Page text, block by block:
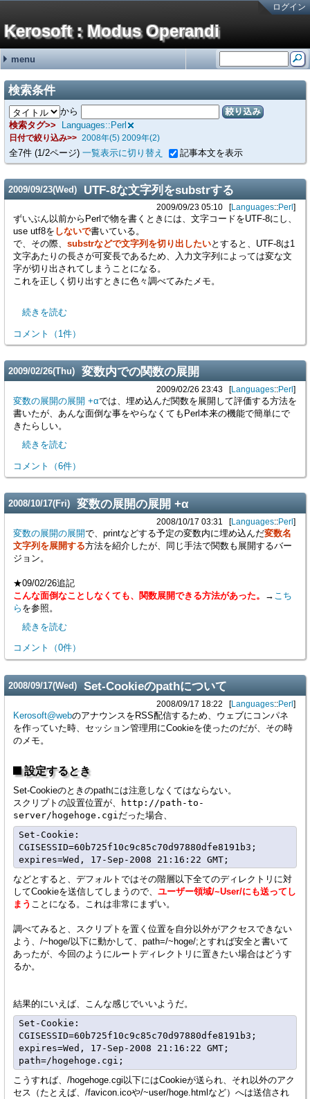
ログイン
Kerosoft : Modus Operandi
menu
最近の記事
#251:
SONYの無線ノイキャンヘッドホン WH-1000XM3の延命措置 (06/19)
#250:
ディスプレイの入力切替イベントを拾う方法メモ (12/31)
#249:
無停電電源装置(UPS)の鉛バッテリーを無料で処分する方法 (10/01)
#248:
アメリカ現地番号のAT&T SIMカードを日本で準備していく方法
#247:
古のRaspberry Piを使ったお手軽デジタルサイネージ (01/31)
最近のコメント
霧ヶ峰REMOTEの機器登録バグの回避方法 金曜が大好きなOL
brother製スキャンツールControlCenter4を直接起動する方法 hy
霧ヶ峰REMOTEの機器登録バグの回避方法 せつこ
霧ヶ峰REMOTEの機器登録バグの回避方法 nn
霧ヶ峰REMOTEの機器登録バグの回避方法 n
タグNetService (15)
adiary (5)
Google (1)
ValueDomain (2)
Sakura (1)
Software (176)
Windows (95)
Macintosh (5)
Linux (69)
VM/ESXi (6)
Languages (13)
Java (2)
Perl (7)
C# (2)
CSS (1)
JavaScript (1)
Hardware (46)
PC (8)
VAIO (7)
Phone (8)
Printer (4)
NAS (1)
HDDRecorder (1)
CarNavi (1)
NetworkSwitch (8)
Raspberry Pi (2)
ThinkPad (2)
Appliances (3)
Mobile (4)
(none) (2)
検索条件
から 絞り込み
検索タグ Languages::Perl
日付で絞り込み 2008年(5) 2009年(2)
全7件 (1/2ページ) 一覧表示に切り替え 記事本文を表示
2009/09/23(Wed) UTF-8な文字列をsubstrする
2009/09/23 05:10 Languages::Perl
ずいぶん以前からPerlで物を書くときには、文字コードをUTF-8にし、
use utf8を しないで書いている。
で、その際、 substrなどで文字列を切り出したいとすると、UTF-8は1
文字あたりの長さが可変長であるため、入力文字列によっては変な文
字が切り出されてしまうことになる。
これを正しく切り出すときに色々調べてみたメモ。
続きを読む
コメント （ 1 件）
2009/02/26(Thu) 変数内での関数の展開
2009/02/26 23:43 Languages::Perl
変数の展開の展開 +αでは、埋め込んだ関数を展開して評価する方法を
書いたが、あんな面倒な事をやらなくてもPerl本来の機能で簡単にで
きたらしい。
続きを読む
コメント （6件）
2008/10/17(Fri) 変数の展開の展開 +α
2008/10/17 03:31 Languages::Perl
変数の展開の展開で、printなどする予定の変数内に埋め込んだ変数名
文字列を展開する方法を紹介したが、同じ手法で関数も展開するバー
ジョン。
★09/02/26追記
こんな面倒なことしなくても、関数展開できる方法があった。
→ こち
ら を参照。
続きを読む
コメント （0件）
2008/09/17(Wed) Set-Cookieのpathについて
2008/09/17 18:22 Languages::Perl
Kerosoft@webのアナウンスをRSS配信するため、ウェブにコンパネ
を作っていた時、セッション管理用にCookieを使ったのだが、その時
のメモ。
設定するとき
Set-Cookieのときのpathには注意しなくてはならない。
スクリプトの設置位置が、
http://path-to-
server/hogehoge.cgi だった場合、
Set-Cookie:
CGISESSID=60b725f10c9c85c70d97880dfe8191b3;
などとすると、デフォルトではその階層以下全てのディレクトリに対
してCookieを送信してしまうので、 ユーザー領域/~User/にも送ってし
まう ことになる。これは非常にまずい。
調べてみると、スクリプトを置く位置を自分以外がアクセスできない
よう、/~hoge/以下に動かして、path=/~hoge/;とすれば安全と書いて
あったが、今回のようにルートディレクトリに置きたい場合はどうす
るか。
結果的にいえば、こんな感じでいいようだ。
Set-Cookie:
CGISESSID=60b725f10c9c85c70d97880dfe8191b3;
expires=Wed, 17-Sep-2008 21:16:22 GMT;
こうすれば、/hogehoge.cgi以下にはCookieが送られ、それ以外のアク
セス（たとえば、/favicon.icoや/~user/hoge.htmlなど）へは送信され